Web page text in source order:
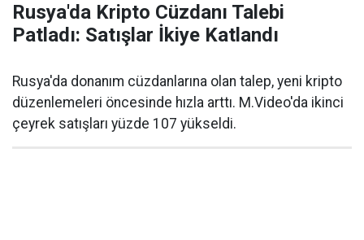
Rusya'da Kripto Cüzdanı Talebi
Patladı: Satışlar İkiye Katlandı
Rusya'da donanım cüzdanlarına olan talep, yeni kripto
düzenlemeleri öncesinde hızla arttı. M.Video'da ikinci
çeyrek satışları yüzde 107 yükseldi.